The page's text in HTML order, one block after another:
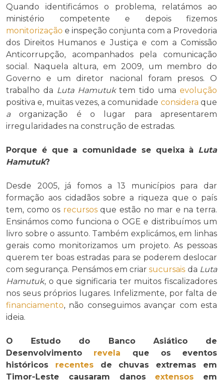
Quando identificámos o problema, relatámos ao
ministério competente e depois fizemos
monitorização e inspeção conjunta com a Provedoria
dos Direitos Humanos e Justiça e com a Comissão
Anticorrupção, acompanhados pela comunicação
social. Naquela altura, em 2009, um membro do
Governo e um diretor nacional foram presos. O
trabalho da Luta Hamutuktem tido umaevolução
positiva e, muitas vezes, a comunidade considera que
aorganização é o lugar para apresentarem
irregularidades na construção de estradas.
Porque é que a comunidade se queixa à Luta
Hamutuk?
Desde 2005, já fomos a 13 municípios para dar
formação aos cidadãos sobre a riqueza que o país
tem, como os recursosque estão no mar e na terra.
Ensinámos como funciona o OGE e distribuímos um
livro sobre o assunto. Também explicámos, em linhas
gerais como monitorizamos um projeto. As pessoas
querem ter boas estradas para se poderem deslocar
com segurança. Pensámos em criarsucursais da Luta
Hamutuk, o que significaria ter muitos fiscalizadores
nos seus próprios lugares. Infelizmente, por falta de
financiamento, não conseguimos avançar com esta
ideia.
O Estudo do Banco Asiático de
Desenvolvimento revela que os eventos
históricos recentesde chuvas extremas em
Timor-Leste causaram danos extensos em